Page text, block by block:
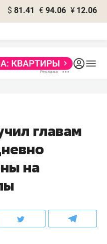
$ 81.41 € 94.06 ¥ 12.06
главам
на